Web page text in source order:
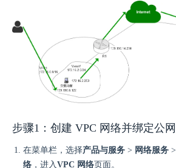
步骤1：创建 VPC 网络并绑定公
在菜单栏，选择产品与服务 > 网络服务 >
络 ，进入 VPC 网络页面。